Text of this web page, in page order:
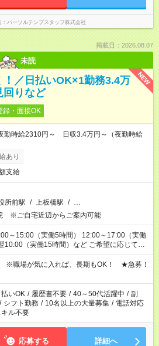
パーソルテンプスタッフ株式会社
掲載日：2026.08.07
未読
NEW
！／日払いOK×1勤務3.4万
回りなど
録・面接OK
時給2310円～ 日収3.4万円～（夜勤時給
あり
支給
所前駅 / 上板橋駅 / …
※ご自宅近辺からご案内可能
～15:00（実働5時間） 12:00～17:00（実働
実働15時間）など ご希望に応じて、
ます！ お気軽に担当へ相談ください！
※職場が気に入れば、長期もOK！ ★急募！
払いOK / 履歴書不要 / 40～50代活躍中 / 副
/ シフト勤務 / 10名以上の大量募集 / 電話対応
ル不要
応募する 詳細へ